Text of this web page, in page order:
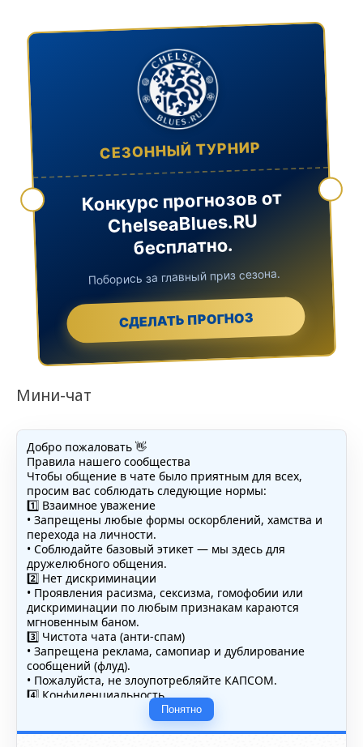
СЕЗОННЫЙ ТУРНИР
Конкурс прогнозов от
ChelseaBlues.RU
бесплатно.
Поборись за главный приз сезона.
СДЕЛАТЬ ПРОГНОЗ
Мини-чат
Добро пожаловать 👋
Правила нашего сообщества
Чтобы общение в чате было приятным для всех,
просим вас соблюдать следующие нормы:
1️⃣ Взаимное уважение
• Запрещены любые формы оскорблений, хамства и
перехода на личности.
• Соблюдайте базовый этикет — мы здесь для
дружелюбного общения.
2️⃣ Нет дискриминации
• Проявления расизма, сексизма, гомофобии или
дискриминации по любым признакам караются
мгновенным баном.
3️⃣ Чистота чата (анти-спам)
• Запрещена реклама, самопиар и дублирование
сообщений (флуд).
• Пожалуйста, не злоупотребляйте КАПСОМ.
4️⃣ Конфиденциальность
• Не публикуйте личные данные — свои или чужие
(телефоны, адреса, документы).
5️⃣ Уместность контента
Понятно